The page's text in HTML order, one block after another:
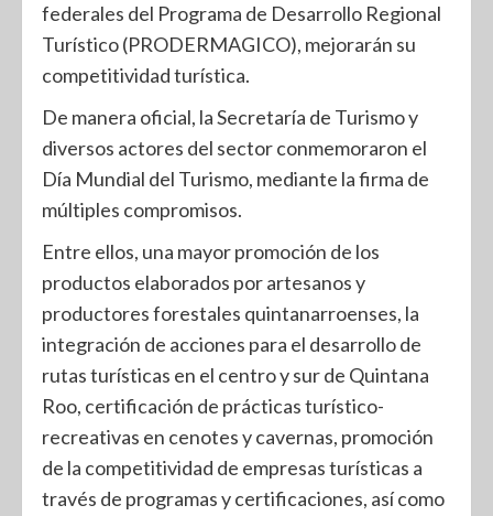
federales del Programa de Desarrollo Regional
Turístico (PRODERMAGICO), mejorarán su
competitividad turística.
De manera oficial, la Secretaría de Turismo y
diversos actores del sector conmemoraron el
Día Mundial del Turismo, mediante la firma de
múltiples compromisos.
Entre ellos, una mayor promoción de los
productos elaborados por artesanos y
productores forestales quintanarroenses, la
integración de acciones para el desarrollo de
rutas turísticas en el centro y sur de Quintana
Roo, certificación de prácticas turístico-
recreativas en cenotes y cavernas, promoción
de la competitividad de empresas turísticas a
través de programas y certificaciones, así como